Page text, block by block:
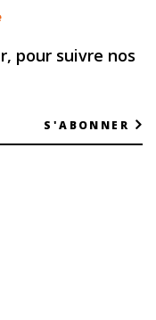
pour suivre nos
S'ABONNER